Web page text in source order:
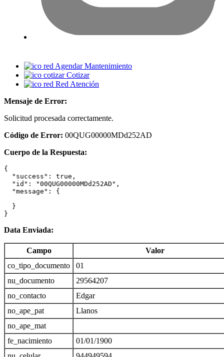
Agendar Mantenimiento
Cotizar
Red Atención
Mensaje de Error:
Solicitud procesada correctamente.
Código de Error: 00QUG00000MDd252AD
Cuerpo de la Respuesta:
{
  "success": true,
  "id": "00QUG00000MDd252AD",
  "message": {
  }
}
Data Enviada:
Campo
Valor
co_tipo_documento
01
nu_documento
29564207
no_contacto
Edgar
no_ape_pat
Llanos
no_ape_mat
fe_nacimiento
01/01/1900